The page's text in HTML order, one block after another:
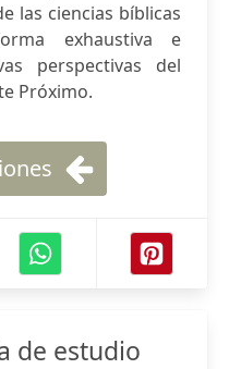
las ciencias bíblicas
exhaustiva e
perspectivas del
Próximo.
de estudio